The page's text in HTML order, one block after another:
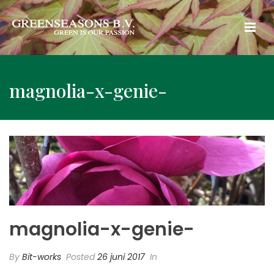
magnolia-x-genie-
magnolia-x-genie-
By Bit-works Posted26 juni 2017 In